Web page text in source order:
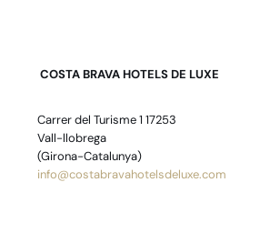
COSTA BRAVA HOTELS DE LUXE
Carrer del Turisme 1 17253
Vall-llobrega
(Girona-Catalunya)
info@costabravahotelsdeluxe.com